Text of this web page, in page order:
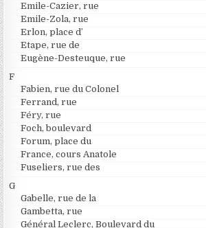
Emile-Cazier, rue
Emile-Zola, rue
Erlon, place d’
Etape, rue de
Eugène-Desteuque, rue
F
Fabien, rue du Colonel
Ferrand, rue
Féry, rue
Foch, boulevard
Forum, place du
France, cours Anatole
Fuseliers, rue des
G
Gabelle, rue de la
Gambetta, rue
Général Leclerc, Boulevard du